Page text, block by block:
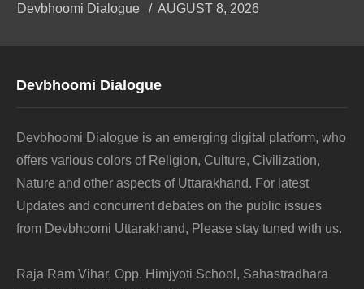
Devbhoomi Dialogue
AUGUST 8, 2026
Devbhoomi Dialogue
Devbhoomi Dialogue is an emerging digital platform, who
offers various colors of Religion, Culture, Civilization,
Nature and other aspects of Uttarakhand. For latest
Updates and concurrent debates on the public issues
from Devbhoomi Uttarakhand, Please stay tuned with us.
Raja Ram Vihar, Opp. Himjyoti School, Sahastradhara